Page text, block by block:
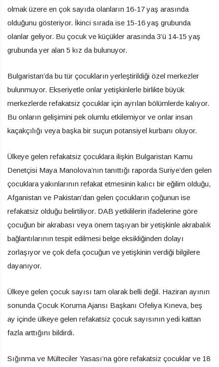
olmak üzere en çok sayıda olanların 16-17 yaş arasında
olduğunu gösteriyor. İkinci sırada ise 15-16 yaş grubunda
olanlar geliyor. Bu çocuk ve küçükler arasında 3’ü 14-15 yaş
grubunda yer alan 5 kız da bulunuyor.
Bulgaristan’da bu tür çocukların yerleştirildiği özel merkezler
bulunmuyor. Ekseriyetle onlar yetişkinlerle birlikte büyük
merkezlerde refakatsiz çocuklar için ayrılan bölümlerde kalıyor.
Bu onların gelişimini pek olumlu etkilemiyor ve onlar insan
kaçakçılığı veya başka bir suçun potansiyel kurbanı oluyor.
Ülkeye gelen refakatsiz çocuklara ilişkin Bulgaristan Kamu
Denetçisi Maya Manolova’nın tanıttığı raporda Suriye’den gelen
çocuklara yakınlarının refakat etmesinin kalıcı bir eğilim olduğu,
Afganistan ve Pakistan’dan gelen çocukların çoğunun ise
refakatsiz olduğu belirtiliyor. DAB yetkililerin ifadelerine göre
çocuğun bir akrabası veya önem taşıyan bir yetişkinle akrabalık
bağlantılarının tespit edilmesi belge eksikliğinden dolayı
zorlaşıyor ve çok defa çocuğun ve yetişkinin verdiği bilgilere
dayanıyor.
Ülkeye gelen çocuk sayısı tam olarak belli değil. Haziran ayının
sonunda Çocuk Koruma Ajansı Başkanı Ofeliya Kıneva, beş
ay içinde ülkeye gelen refakatsiz çocuk sayısının yedi kattan
fazla arttığını bildirdi.
Sığınma ve Mülteciler Yasası’na göre refakatsiz çocuklar ve 18